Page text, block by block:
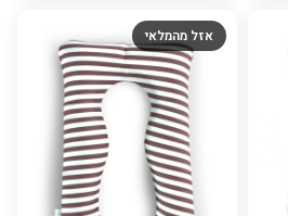
אזל מהמלאי